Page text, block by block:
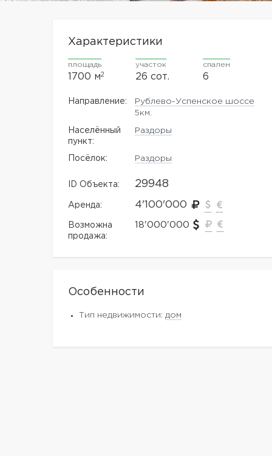
Характеристики
площадь
1700 м2
участок
26 сот.
спален
6
Направление:
Рублево-Успенское шоссе
5км.
Населённый
пункт:
Раздоры
Посёлок: Раздоры
ID Объекта: 29948
Аренда: 4'100'000
Возможна
продажа:
18'000'000
Особенности
Тип недвижимости: дом